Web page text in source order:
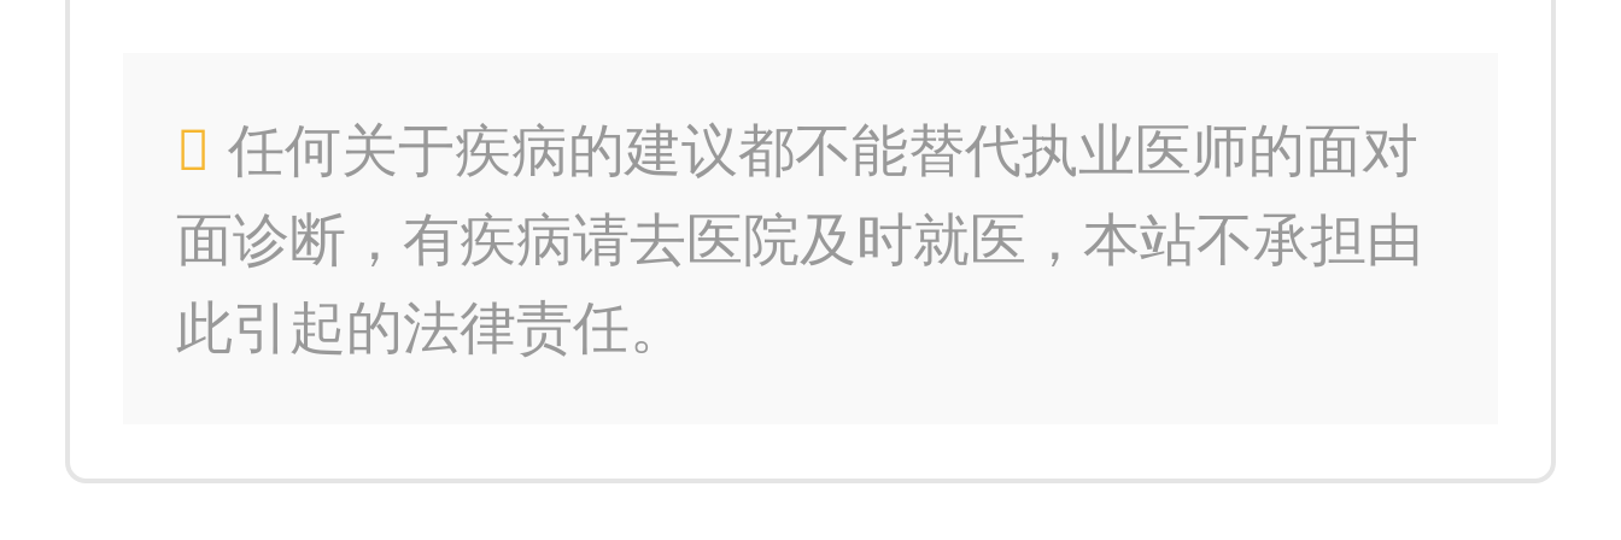
任何关于疾病的建议都不能替代执业医师的面对
面诊断，有疾病请去医院及时就医，本站不承担由
此引起的法律责任。